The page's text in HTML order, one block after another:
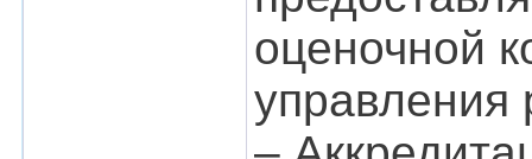
оценочной
управления